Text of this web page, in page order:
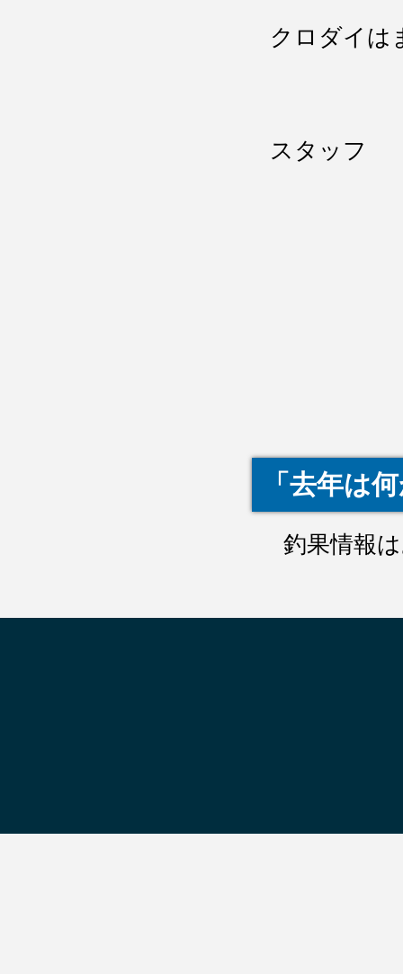
クロダイは
スタッフ
「去年は
釣果情報